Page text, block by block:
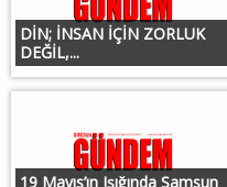
DİN; İNSAN İÇİN ZORLUK
DEĞİL,...
19 Mayıs’ın Işığında Samsun